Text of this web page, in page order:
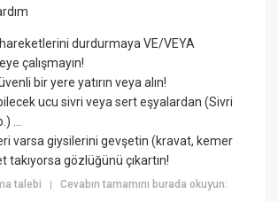
hareketlerini durdurmaya VE/VEYA
çalışmayın!
bir yere yatırın veya alın!
ucu sivri veya sert eşyalardan (Sivri
...
varsa giysilerini gevşetin (kravat, kemer
takıyorsa gözlüğünü çıkartın!
talebi |Cevabın tamamını burada okuyun: